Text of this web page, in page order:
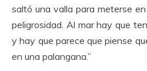
saltó una valla para meterse
peligrosidad. Al mar hay que
y hay que parece que piense
en una palangana.”